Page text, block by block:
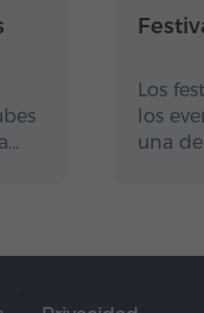
Los
los
una